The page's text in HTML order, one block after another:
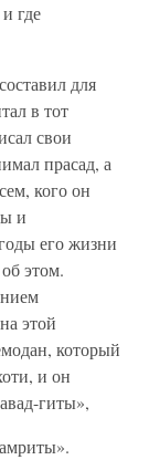
где
для
в тот
свои
прасад, а
кого он
и
его жизни
этом.
этой
который
и он
гиты»,